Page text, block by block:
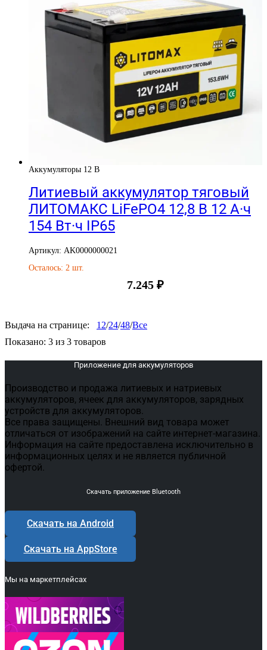
Аккумуляторы 12 В
Литиевый аккумулятор тяговый
ЛИТОМАКС LiFePO4 12,8 В 12 А·ч
154 Вт·ч IP65
Артикул: AK0000000021
Осталось: 2 шт.
7.245 ₽
Выдача на странице: 12/24/48/Все
Показано: 3 из 3 товаров
Приложение для аккумуляторов
Производство и продажа литиевых и натриевых
аккумуляторов, ячеек для аккумуляторов, зарядных
устройств для аккумуляторов.
Все права защищены. Внешний вид товара может
отличаться от изображений на сайте интернет-магазина.
Информация на сайте предоставлена исключительно в
информационных целях и не является публичной
офертой.
Скачать приложение Bluetooth
Скачать на Android
Скачать на AppStore
Мы на маркетплейсах